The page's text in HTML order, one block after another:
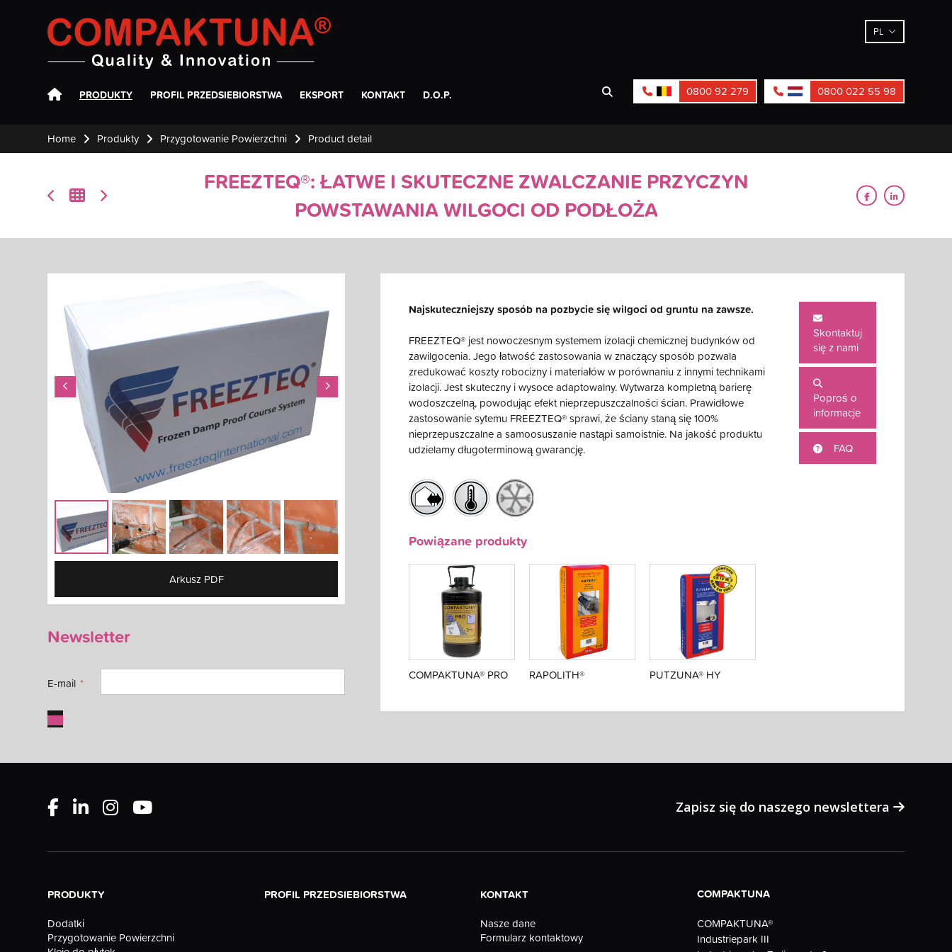
Compaktuna PL
PRODUKTY PROFIL PRZEDSIEBIORSTWA EKSPORT KONTAKT D.O.P. 0800 92 279 0800 022 55 98
Home Produkty Przygotowanie Powierzchni Product detail
FREEZTEQ®: ŁATWE I SKUTECZNE ZWALCZANIE PRZYCZYN
POWSTAWANIA WILGOCI OD PODŁOŻA
Arkusz PDF
Newsletter
E-mail
Najskuteczniejszy sposób na pozbycie się wilgoci od gruntu na zawsze.
FREEZTEQ® jest nowoczesnym systemem izolacji chemicznej budynków od
zawilgocenia. Jego łatwość zastosowania w znaczący sposób pozwala
zredukować koszty robocizny i materiałów w porównaniu z innymi technikami
izolacji. Jest skuteczny i wysoce adaptowalny. Wytwarza kompletną barierę
wodoszczelną, powodując efekt nieprzepuszczalności ścian. Prawidłowe
zastosowanie sytemu FREEZTEQ® sprawi, że ściany staną się 100%
nieprzepuszczalne a samoosuszanie nastąpi samoistnie. Na jakość produktu
udzielamy długoterminową gwarancję.
Skontaktuj
się z nami
Poproś o
informacje
FAQ
Powiązane produkty
COMPAKTUNA® PRO RAPOLITH® PUTZUNA® HY
Zapisz się do naszego newslettera
PRODUKTY
Dodatki
Przygotowanie Powierzchni
PROFIL PRZEDSIEBIORSTWA
KONTAKT
Nasze dane
Formularz kontaktowy
COMPAKTUNA
COMPAKTUNA®
Industriepark III